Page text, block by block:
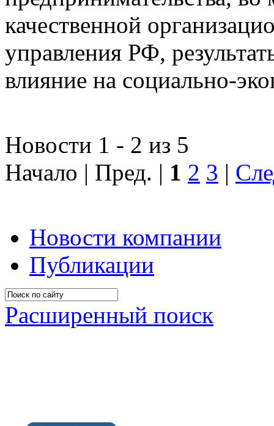
качественной
управления РФ,
влияние на социально-
Новости 1 - 2 из 5
Начало | Пред. | 1 2 3 |
Новости компании
Публикации
Расширенный поиск